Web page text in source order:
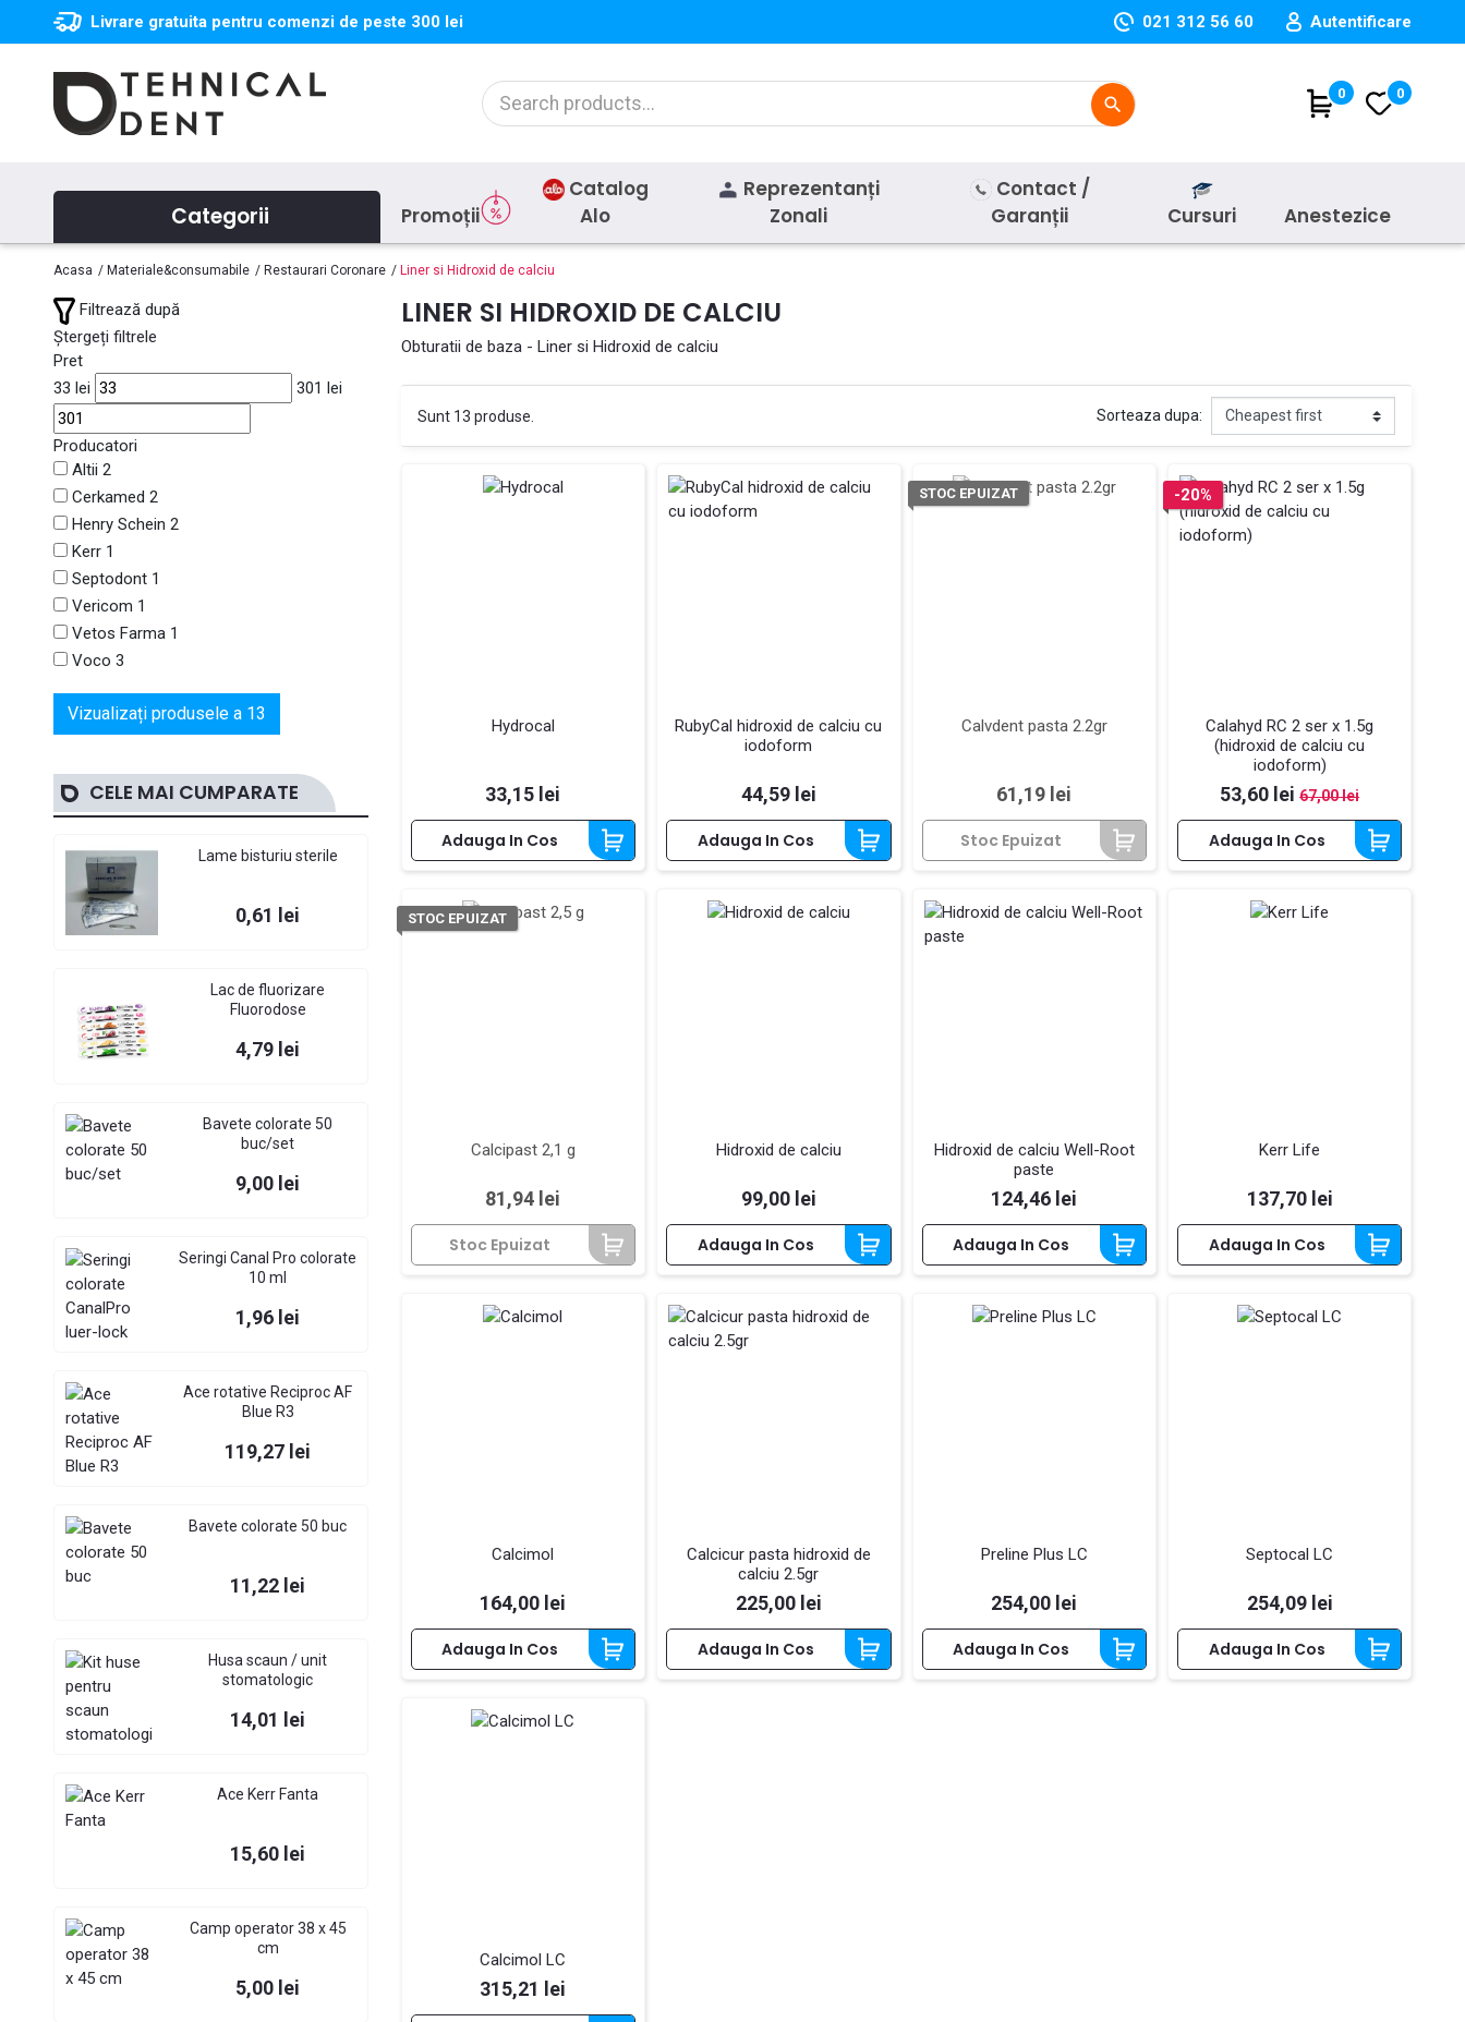
Livrare gratuita pentru comenzi de peste 300 lei 021 312 56 60 Autentificare
search
0) 0
Categorii Promoții
Catalog
Alo
Reprezentanți
Zonali
Contact /
Garanții
Cursuri Anestezice
Acasa Materiale&consumabile Restaurari Coronare Liner si Hidroxid de calciu
Filtrează după
Ștergeți filtrele
Pret
33 lei 301 lei
Producatori
Altii 2
Cerkamed 2
Henry Schein 2
Kerr 1
Septodont 1
Vericom 1
Vetos Farma 1
Voco 3
Vizualizați produsele a 13
CELE MAI CUMPARATE
Lame bisturiu sterile
Pret
0,61 lei
Lac de fluorizare
Fluorodose
Pret
4,79 lei
Bavete colorate 50
buc/set
Pret
9,00 lei
Seringi Canal Pro colorate
10 ml
Pret
1,96 lei
Ace rotative Reciproc AF
Blue R3
Pret
119,27 lei
Bavete colorate 50 buc
Pret
11,22 lei
Husa scaun / unit
stomatologic
Pret
14,01 lei
Ace Kerr Fanta
Pret
15,60 lei
Camp operator 38 x 45
cm
Pret
5,00 lei
LINER SI HIDROXID DE CALCIU
Obturatii de baza - Liner si Hidroxid de calciu
Sunt 13 produse. Sorteaza dupa:
Hydrocal
Pret
33,15 lei
Adauga In Cos
RubyCal hidroxid de calciu cu
iodoform
Pret
44,59 lei
Adauga In Cos
Calvdent pasta 2.2gr
Pret
61,19 lei
Stoc Epuizat
STOC EPUIZAT
Calahyd RC 2 ser x 1.5g
(hidroxid de calciu cu
iodoform)
Pret
53,60 lei Pret de baza
67,00 lei
Adauga In Cos
-20%
Calcipast 2,1 g
Pret
81,94 lei
Stoc Epuizat
STOC EPUIZAT
Hidroxid de calciu
Pret
99,00 lei
Adauga In Cos
Hidroxid de calciu Well-Root
paste
Pret
124,46 lei
Adauga In Cos
Kerr Life
Pret
137,70 lei
Adauga In Cos
Calcimol
Pret
164,00 lei
Adauga In Cos
Calcicur pasta hidroxid de
calciu 2.5gr
Pret
225,00 lei
Adauga In Cos
Preline Plus LC
Pret
254,00 lei
Adauga In Cos
Septocal LC
Pret
254,09 lei
Adauga In Cos
Calcimol LC
Pret
315,21 lei